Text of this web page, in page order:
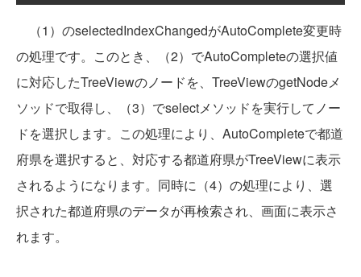
（1）のselectedIndexChangedがAutoComplete変更時
の処理です。このとき、（2）でAutoCompleteの選択値
に対応したTreeViewのノードを、TreeViewのgetNodeメ
ソッドで取得し、（3）でselectメソッドを実行してノー
ドを選択します。この処理により、AutoCompleteで都道
府県を選択すると、対応する都道府県がTreeViewに表示
されるようになります。同時に（4）の処理により、選
択された都道府県のデータが再検索され、画面に表示さ
れます。